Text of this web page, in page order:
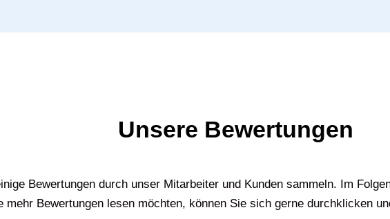
Unsere Bewertungen
Bewertungen durch unser Mitarbeiter und Kunden sammeln. Im
mehr Bewertungen lesen möchten, können Sie sich gerne durchklicken